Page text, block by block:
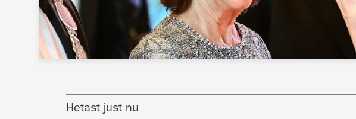
Hetast just nu